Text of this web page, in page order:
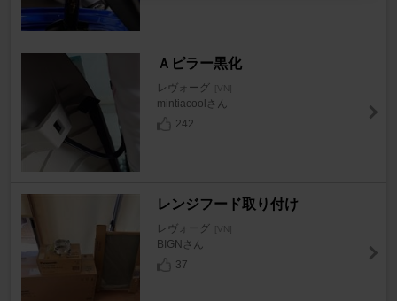
Ａピラー黒化
レヴォーグ [VN]
mintiacoolさん
242
レンジフード取り付け
レヴォーグ [VN]
BIGNさん
37